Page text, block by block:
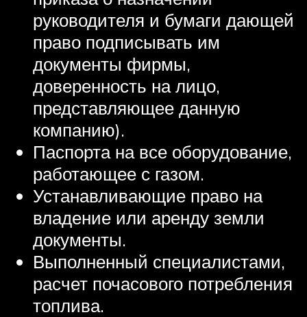
руководителя и бумаги дающей
право подписывать им
документы фирмы,
доверенность на лицо,
представляющее данную
компанию).
Паспорта на все оборудование,
работающее с газом.
Устанавливающие право на
владение или аренду земли
документы.
Выполненный специалистами,
расчет почасового потребления
топлива.